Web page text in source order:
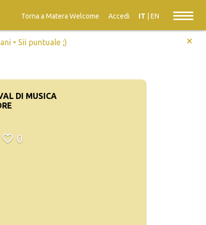
Torna a Matera Welcome Accedi IT EN
• Sii puntuale ;) +
DI MUSICA
0